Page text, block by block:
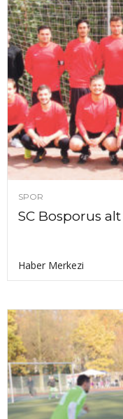
SPOR
SC Bosporus
Haber Merkezi